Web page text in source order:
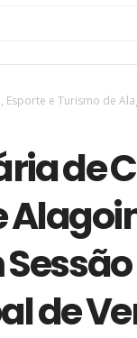
Esporte e Turismo de
de
de